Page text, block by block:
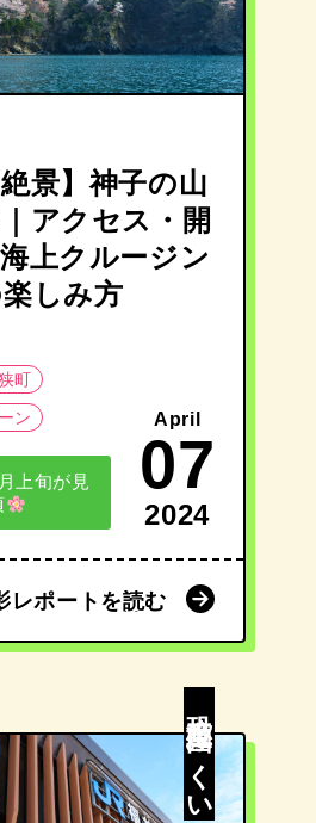
絶景】神子の山
アクセス・開
上クルージン
しみ方
町
ン
上旬が見
April
07
2024
レポートを読む
恐竜王国ふくい